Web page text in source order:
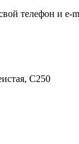
телефон и
C250